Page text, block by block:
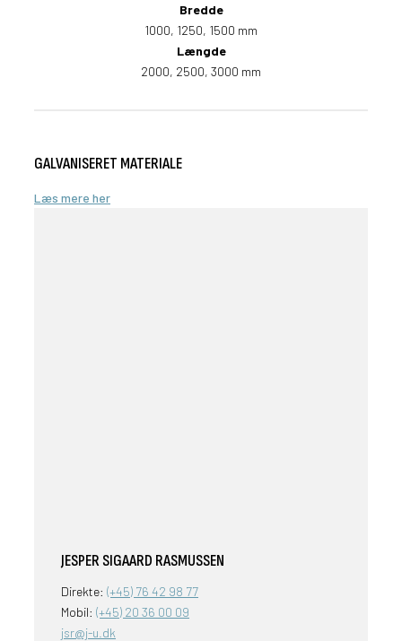
Bredde
1000, 1250, 1500 mm
Længde
2000, 2500, 3000 mm
GALVANISERET MATERIALE
Læs mere her
JESPER SIGAARD RASMUSSEN
Direkte: (+45) 76 42 98 77
Mobil: (+45) 20 36 00 09
jsr@j-u.dk